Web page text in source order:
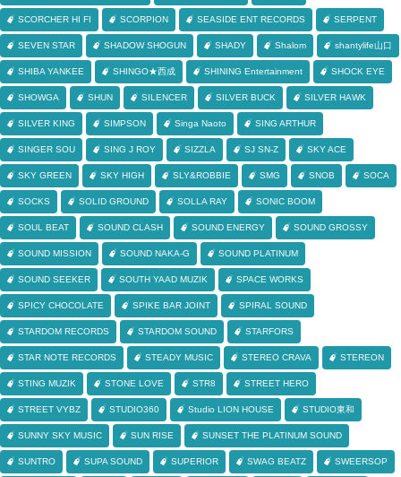
SCORCHER HI FI SCORPION SEASIDE ENT RECORDS SERPENT
SEVEN STAR SHADOW SHOGUN SHADY Shalom shantylife山口
SHIBA YANKEE SHINGO★西成 SHINING Entertainment SHOCK EYE
SHOWGA SHUN SILENCER SILVER BUCK SILVER HAWK
SILVER KING SIMPSON Singa Naoto SING ARTHUR
SINGER SOU SING J ROY SIZZLA SJ SN-Z SKY ACE
SKY GREEN SKY HIGH SLY&ROBBIE SMG SNOB SOCA
SOCKS SOLID GROUND SOLLA RAY SONIC BOOM
SOUL BEAT SOUND CLASH SOUND ENERGY SOUND GROSSY
SOUND MISSION SOUND NAKA-G SOUND PLATINUM
SOUND SEEKER SOUTH YAAD MUZIK SPACE WORKS
SPICY CHOCOLATE SPIKE BAR JOINT SPIRAL SOUND
STARDOM RECORDS STARDOM SOUND STARFORS
STAR NOTE RECORDS STEADY MUSIC STEREO CRAVA STEREON
STING MUZIK STONE LOVE STR8 STREET HERO
STREET VYBZ STUDIO360 Studio LION HOUSE STUDIO東和
SUNNY SKY MUSIC SUN RISE SUNSET THE PLATINUM SOUND
SUNTRO SUPA SOUND SUPERIOR SWAG BEATZ SWEERSOP